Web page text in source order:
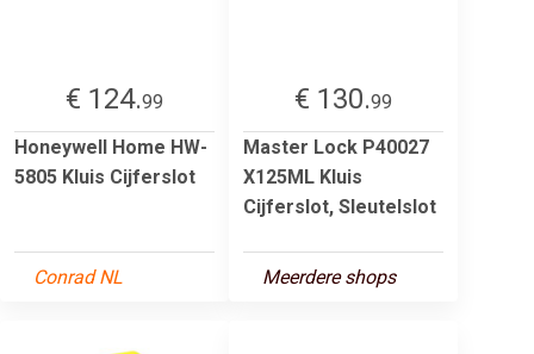
€ 124.99
Honeywell Home HW-
5805 Kluis Cijferslot
Conrad NL
€ 130.99
Master Lock P40027
X125ML Kluis
Cijferslot, Sleutelslot
Meerdere shops